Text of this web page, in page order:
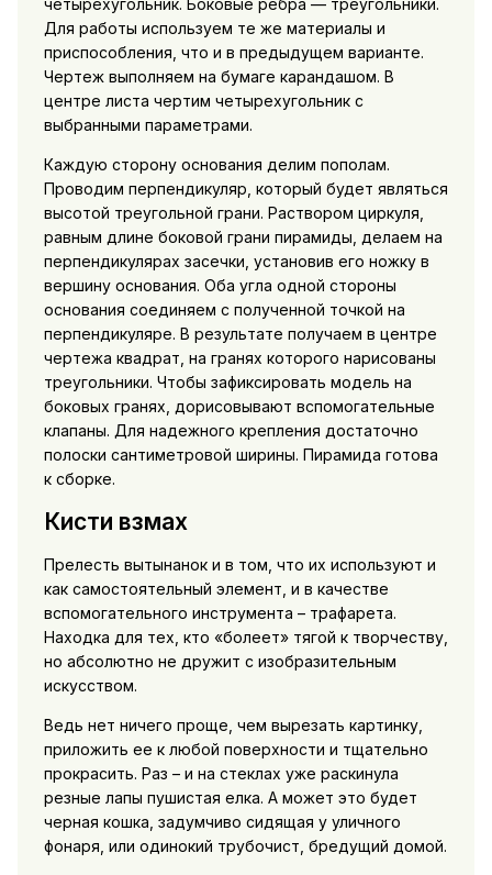
Для работы используем те же материалы и
приспособления, что и в предыдущем варианте.
Чертеж выполняем на бумаге карандашом. В
центре листа чертим четырехугольник с
выбранными параметрами.
Каждую сторону основания делим пополам.
Проводим перпендикуляр, который будет являться
высотой треугольной грани. Раствором циркуля,
равным длине боковой грани пирамиды, делаем на
перпендикулярах засечки, установив его ножку в
вершину основания. Оба угла одной стороны
основания соединяем с полученной точкой на
перпендикуляре. В результате получаем в центре
чертежа квадрат, на гранях которого нарисованы
треугольники. Чтобы зафиксировать модель на
боковых гранях, дорисовывают вспомогательные
клапаны. Для надежного крепления достаточно
полоски сантиметровой ширины. Пирамида готова
к сборке.
Кисти взмах
Прелесть вытынанок и в том, что их используют и
как самостоятельный элемент, и в качестве
вспомогательного инструмента – трафарета.
Находка для тех, кто «болеет» тягой к творчеству,
но абсолютно не дружит с изобразительным
искусством.
Ведь нет ничего проще, чем вырезать картинку,
приложить ее к любой поверхности и тщательно
прокрасить. Раз – и на стеклах уже раскинула
резные лапы пушистая елка. А может это будет
черная кошка, задумчиво сидящая у уличного
фонаря, или одинокий трубочист, бредущий домой.